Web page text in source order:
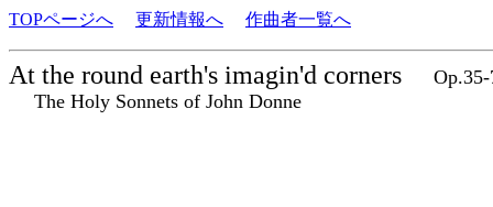
TOPページへ 更新情報へ 作曲者一覧へ
At the round earth's imagin'd corners
The Holy Sonnets of John Donne